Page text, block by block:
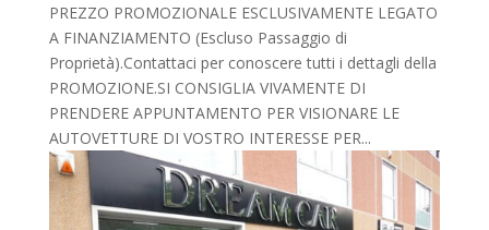
PREZZO PROMOZIONALE ESCLUSIVAMENTE LEGATO
A FINANZIAMENTO (Escluso Passaggio di
Proprietà).Contattaci per conoscere tutti i dettagli della
PROMOZIONE.SI CONSIGLIA VIVAMENTE DI
PRENDERE APPUNTAMENTO PER VISIONARE LE
AUTOVETTURE DI VOSTRO INTERESSE PER...